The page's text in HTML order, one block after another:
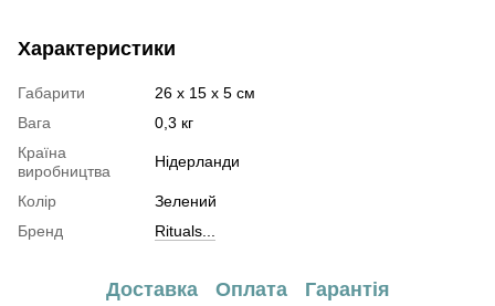
Характеристики
Габарити
26 х 15 х 5 см
Вага
0,3 кг
Країна
виробництва
Нідерланди
Колір
Зелений
Бренд
Rituals...
Доставка Оплата Гарантія